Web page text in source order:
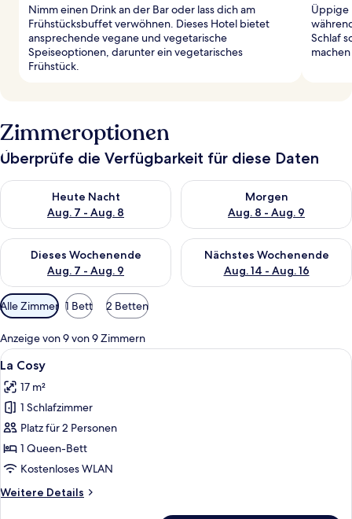
Nimm einen Drink an der Bar oder lass dich am
Frühstücksbuffet verwöhnen. Dieses Hotel bietet
ansprechende vegane und vegetarische
Speiseoptionen, darunter ein vegetarisches
Frühstück.
Üppige
Schlaf
Zimmeroptionen
Überprüfe die Verfügbarkeit für diese Daten
Heute Nacht
Aug. 7 - Aug. 8
Überprüfe die Verfügbarkeit für heute Nacht, Aug. 7 - Aug. 8.
Morgen
Aug. 8 - Aug. 9
Überprüfe die Verfügbarkeit
Dieses Wochenende
Aug. 7 - Aug. 9
Überprüfe die Verfügbarkeit für dieses Wochenende, Aug. 7
Nächstes Wochenende
Aug. 14 - Aug. 16
Überprüfe die Verfügbarkeit
Verfügbare
Filter
für
Zimmer
Alle Zimmer 1 Bett 2 Betten
Anzeige von 9 von 9 Zimmern
Alle
Fotos
für
La
Cosy
anzeigen
Ein Hotelzimmer mit Bett,
4
La Cosy
17 m²
1 Schlafzimmer
Platz für 2 Personen
1 Queen-Bett
Kostenloses WLAN
Weitere Details
Weitere